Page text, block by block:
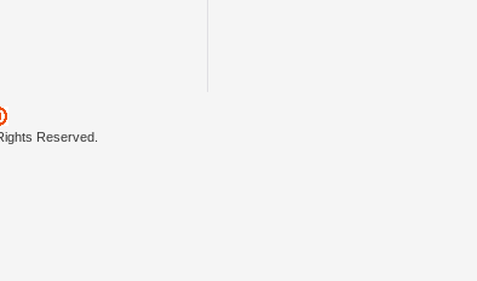
Reserved.